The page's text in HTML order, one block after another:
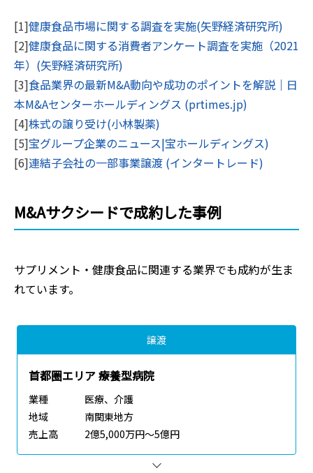
[1]健康食品市場に関する調査を実施(矢野経済研究所)
[2]健康食品に関する消費者アンケート調査を実施（2021
年）(矢野経済研究所)
[3]食品業界の最新M&A動向や成功のポイントを解説｜日
本M&Aセンターホールディングス (prtimes.jp)
[4]株式の譲り受け(小林製薬)
[5]宝グループ企業のニュース|宝ホールディングス)
[6]連結子会社の一部事業譲渡 (インタートレード)
M&Aサクシードで成約した事例
サプリメント・健康食品に関連する業界でも成約が生ま
れています。
譲渡
首都圏エリア 療養型病院
業種
医療、介護
地域
南関東地方
売上高
2億5,000万円～5億円